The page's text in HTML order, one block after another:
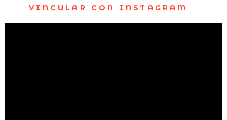
VINCULAR CON INSTAGRAM